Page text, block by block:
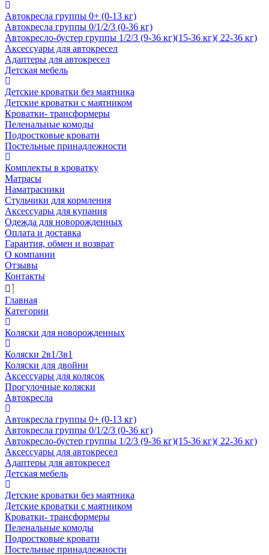
Автокресла группы 0+ (0-13 кг)
Автокресла группы 0/1/2/3 (0-36 кг)
Автокресло-бустер группы 1/2/3 (9-36 кг)(15-36 кг)( 22-36 кг)
Аксессуары для автокресел
Адаптеры для автокресел
Детская мебель
Детские кроватки без маятника
Детские кроватки с маятником
Кроватки- трансформеры
Пеленальные комоды
Подростковые кровати
Постельные принадлежности
Комплекты в кроватку
Матрасы
Наматрасники
Стульчики для кормления
Аксессуары для купания
Одежда для новорожденных
Оплата и доставка
Гарантия, обмен и возврат
О компании
Отзывы
Контакты
Главная
Категории
Коляски для новорожденных
Коляски 2в1/3в1
Коляски для двойни
Аксессуары для колясок
Прогулочные коляски
Автокресла
Автокресла группы 0+ (0-13 кг)
Автокресла группы 0/1/2/3 (0-36 кг)
Автокресло-бустер группы 1/2/3 (9-36 кг)(15-36 кг)( 22-36 кг)
Аксессуары для автокресел
Адаптеры для автокресел
Детская мебель
Детские кроватки без маятника
Детские кроватки с маятником
Кроватки- трансформеры
Пеленальные комоды
Подростковые кровати
Постельные принадлежности